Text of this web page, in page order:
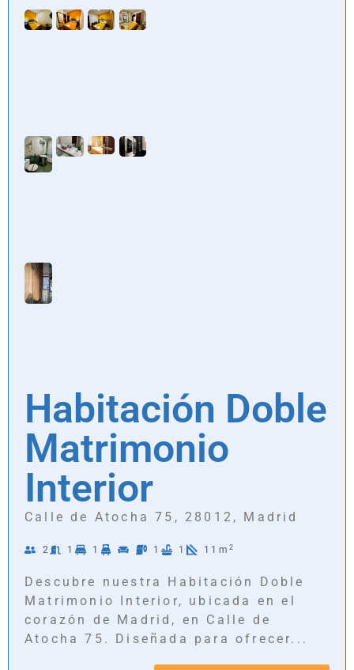
Habitación Doble
Matrimonio
Interior
Calle de Atocha 75, 28012, Madrid
2 1 1 1 1 11m2
Descubre nuestra Habitación Doble
Matrimonio Interior, ubicada en el
corazón de Madrid, en Calle de
Atocha 75. Diseñada para ofrecer...